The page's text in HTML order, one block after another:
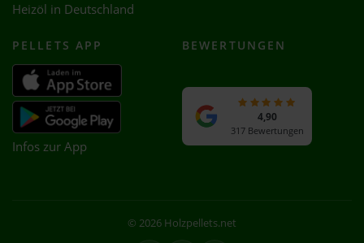
Heizöl in Deutschland
PELLETS APP
Infos zur App
BEWERTUNGEN
4,90
317 Bewertungen
© 2026 Holzpellets.net